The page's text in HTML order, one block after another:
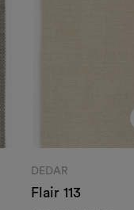
DEDAR
Flair 113